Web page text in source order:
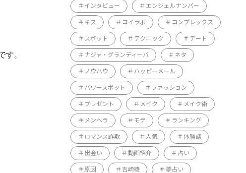
す。
インタビュー エンジェルナンバー
キス コイラボ コンプレックス
スポット テクニック デート
ナジャ・グランディーバ ネタ
ノウハウ ハッピーメール
パワースポット ファッション
プレゼント メイク メイク術
メンヘラ モテ ランキング
ロマンス詐欺 人気 体験談
出会い 動画紹介 占い
原因 吉崎綾 夢占い